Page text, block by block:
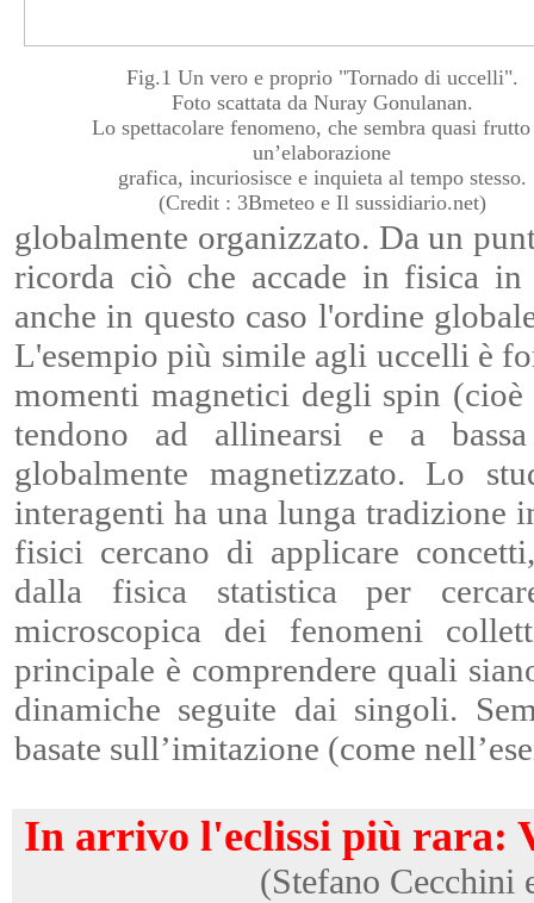
Fig.1 Un vero e proprio "Tornado di uccelli".
Foto scattata da Nuray Gonulanan.
Lo spettacolare fenomeno, che sembra quasi
un’elaborazione
grafica, incuriosisce e inquieta al tempo stesso.
(Credit : 3Bmeteo e Il sussidiario.net)
globalmente organizzato. Da un
ricorda ciò che accade in fisica
anche in questo caso l'ordine
L'esempio più simile agli uccelli è
momenti magnetici degli spin
tendono ad allinearsi e a
globalmente magnetizzato. Lo
interagenti ha una lunga tradizione
fisici cercano di applicare
dalla fisica statistica per
microscopica dei fenomeni
principale è comprendere quali
dinamiche seguite dai singoli.
basate sull’imitazione (come
In arrivo l'eclissi più rara:
(Stefano Cecchini